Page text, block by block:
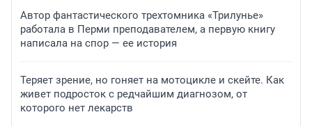
Автор фантастического трехтомника «Трилунье»
работала в Перми преподавателем, а первую книгу
написала на спор — ее история
Теряет зрение, но гоняет на мотоцикле и скейте. Как
живет подросток с редчайшим диагнозом, от
которого нет лекарств